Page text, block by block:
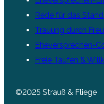
Rede für das
Trauung durch
Eheversprechen-
Freie Taufen &
©2025 Strauß & Fliege